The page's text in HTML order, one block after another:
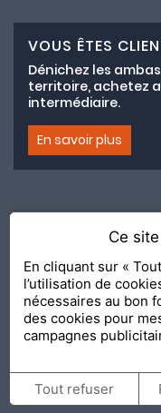
VOUS ÊTES
Dénichez les
territoire, achetez
intermédiaire.
En savoir plus
Adhésion au
Nous contacter
2020 Le Meilleur
conseil &
Ce
En cliquant sur «
l’utilisation de
nécessaires au bon
des cookies pour
campagnes
Tout refuser